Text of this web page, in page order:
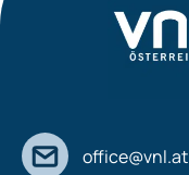
office@vnl.at